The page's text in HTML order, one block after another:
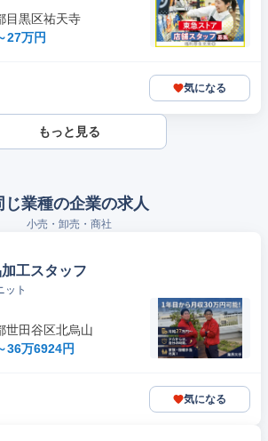
目黒区祐天寺
27万円
気になる
もっと見る
じ業種の企業の求人
小売・卸売・商社
工スタッフ
ット
世田谷区北烏山
36万6924円
気になる